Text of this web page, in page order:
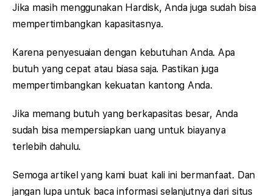
Jika masih menggunakan Hardisk, Anda juga sudah bisa
mempertimbangkan kapasitasnya.
Karena penyesuaian dengan kebutuhan Anda. Apa
butuh yang cepat atau biasa saja. Pastikan juga
mempertimbangkan kekuatan kantong Anda.
Jika memang butuh yang berkapasitas besar, Anda
sudah bisa mempersiapkan uang untuk biayanya
terlebih dahulu.
Semoga artikel yang kami buat kali ini bermanfaat. Dan
jangan lupa untuk baca informasi selanjutnya dari situs